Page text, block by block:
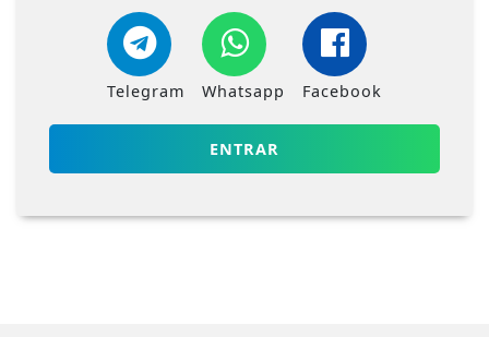
Telegram Whatsapp Facebook
ENTRAR